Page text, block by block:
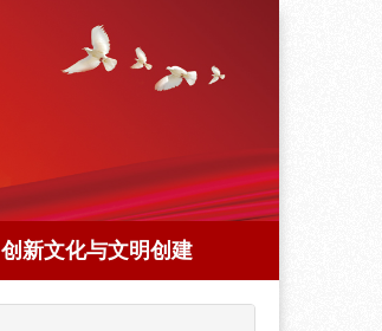
创新文化与文明创建